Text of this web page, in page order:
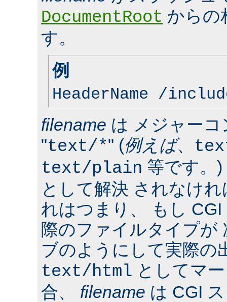
DocumentRoot からの
す。
例
HeaderName /
filename は メジャー
"text/*" (例えば、
text/plain 等です。
として解決 されなけ
れはつまり、 もし
際のファイルタイプが
ブのようにして実際の
text/html としてマ
合、 filename は CGI